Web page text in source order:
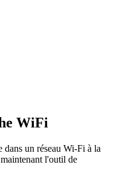
WiFi
dans un réseau Wi-Fi à la
l'outil de